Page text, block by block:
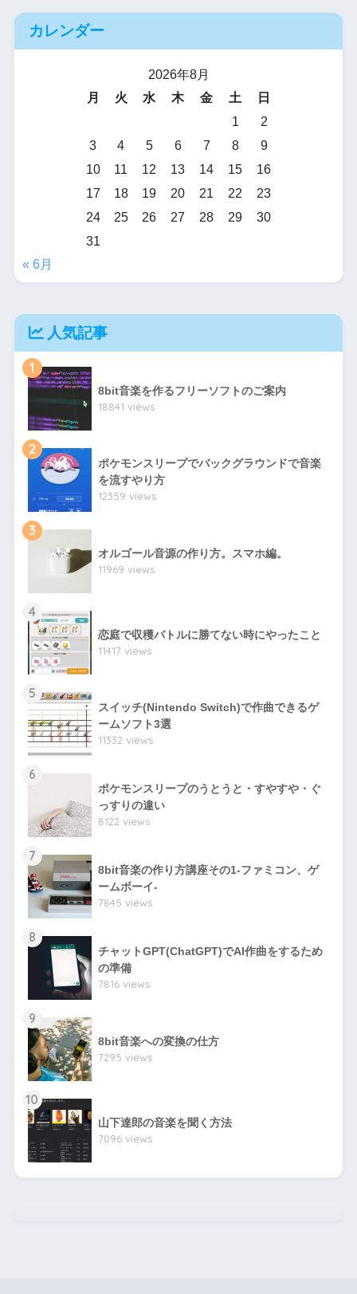
カレンダー
2026年8月
月
火 水 木 金 土
日
1
2
3
4 5 6 7 8
9
10
11 12 13 14 15
16
17
18 19 20 21 22
23
24
25 26 27 28 29
30
31
« 6月
人気記事
1
8bit音楽を作るフリーソフトのご案内
18841 views
2
ポケモンスリープでバックグラウンドで音楽
を流すやり方
12359 views
3
オルゴール音源の作り方。スマホ編。
11969 views
4
恋庭で収穫バトルに勝てない時にやったこと
11417 views
5
スイッチ(Nintendo Switch)で作曲できるゲ
ームソフト3選
11332 views
6
ポケモンスリープのうとうと・すやすや・ぐ
っすりの違い
8122 views
7
8bit音楽の作り方講座その1-ファミコン、ゲ
ームボーイ-
7845 views
8
チャットGPT(ChatGPT)でAI作曲をするため
の準備
7816 views
9
8bit音楽への変換の仕方
7295 views
10
山下達郎の音楽を聞く方法
7096 views